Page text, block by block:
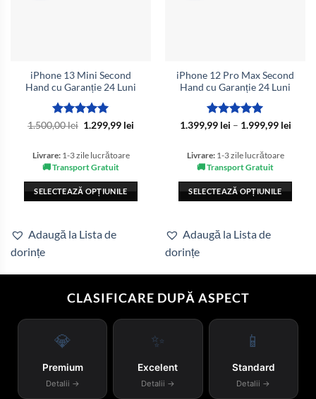
iPhone 13 Mini Second
Hand cu Garanție 24 Luni
Evaluat la
1.500,00lei Prețul
fost:
1.500,00 lei.
1.299,99 lei
Livrare:1-3 zile lucrătoare
🚚 Transport Gratuit
SELECTEAZĂ OPȚIUNILE
are
Opțiunile
pagina
Adaugă la Lista de
dorințe
iPhone 12 Pro Max Second
Hand cu Garanție 24 Luni
Evaluat la
1.399,99 lei – 1.999,99 lei
Livrare:1-3 zile lucrătoare
🚚 Transport Gratuit
SELECTEAZĂ OPȚIUNILE
are
Opțiunile
alese
pagina
produsului.
Adaugă la Lista de
dorințe
CLASIFICARE DUPĂ ASPECT
💎
Premium
Detalii →
✨
Excelent
Detalii →
📱
Standard
Detalii →